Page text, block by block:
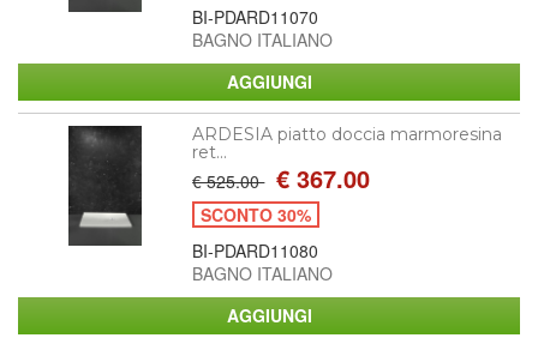
BI-PDARD11070
BAGNO ITALIANO
ARDESIA piatto doccia marmoresina
ret...
€ 525.00 € 367.00
SCONTO 30%
BI-PDARD11080
BAGNO ITALIANO